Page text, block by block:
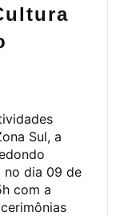
Sul, a
no dia 09 de
com a